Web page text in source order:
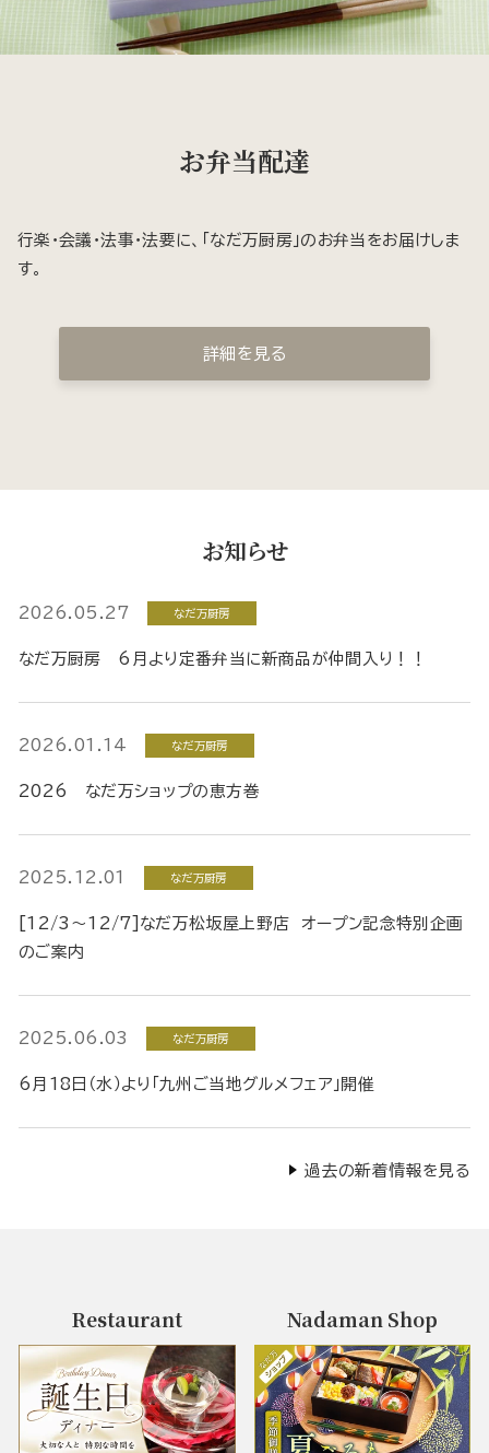
お弁当配達
行楽・会議・法事・法要に、「なだ万厨房」のお弁当をお届けしま
す。
詳細を見る
お知らせ
2026.05.27 なだ万厨房
なだ万厨房 6月より定番弁当に新商品が仲間入り！！
2026.01.14 なだ万厨房
2026 なだ万ショップの恵方巻
2025.12.01 なだ万厨房
[12/3～12/7]なだ万松坂屋上野店 オープン記念特別企画
のご案内
2025.06.03 なだ万厨房
6月18日（水）より「九州ご当地グルメフェア」開催
過去の新着情報を見る
Restaurant Nadaman Shop